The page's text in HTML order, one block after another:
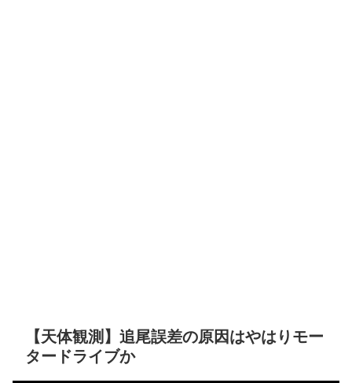
【天体観測】追尾誤差の原因はやはりモー
タードライブか